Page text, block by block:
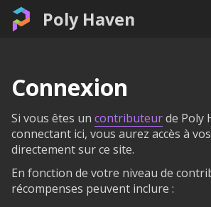
Poly Haven
Connexion
Si vous êtes un contributeurde Poly
connectant ici, vous aurez accès à
directement sur ce site.
En fonction de votre niveau de
récompenses peuvent inclure :